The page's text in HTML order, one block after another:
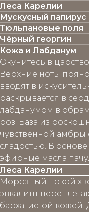
Леса Карелии
Мускусный папирус
Тюльпановые поля
Чёрный георгин
Кожа и Лабданум
Окунитесь в
Верхние ноты
вводят в
раскрывается в
лабданумом в
роз. База из
чувственной амбры
сладостью. В
эфирные масла
Леса Карелии
Морозный покой
эвкалипт
бархатистой кожей.